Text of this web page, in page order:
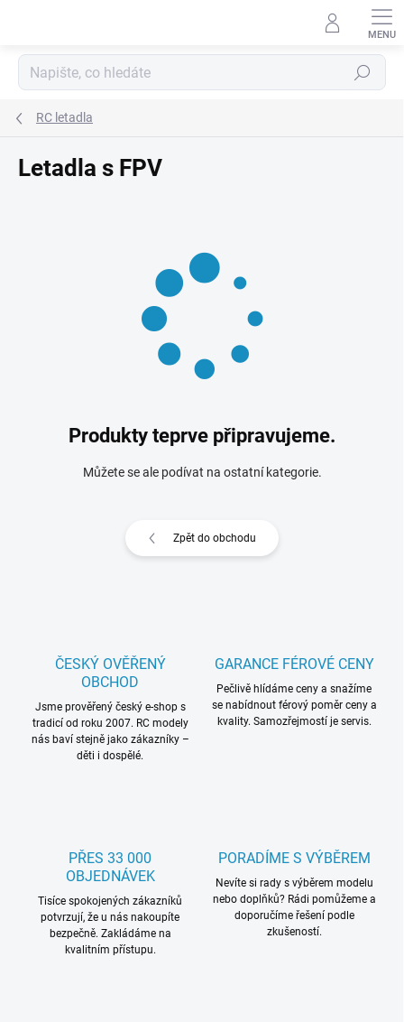
Hledat
RC letadla
Letadla s FPV
Produkty teprve připravujeme.
Můžete se ale podívat na ostatní kategorie.
Zpět do obchodu
ČESKÝ OVĚŘENÝ
OBCHOD
Jsme prověřený český e-shop s
tradicí od roku 2007. RC modely
nás baví stejně jako zákazníky –
děti i dospělé.
GARANCE FÉROVÉ CENY
Pečlivě hlídáme ceny a snažíme
se nabídnout férový poměr ceny a
kvality. Samozřejmostí je servis.
PŘES 33 000
OBJEDNÁVEK
Tisíce spokojených zákazníků
potvrzují, že u nás nakoupíte
bezpečně. Zakládáme na
kvalitním přístupu.
PORADÍME S VÝBĚREM
Nevíte si rady s výběrem modelu
nebo doplňků? Rádi pomůžeme a
doporučíme řešení podle
zkušeností.